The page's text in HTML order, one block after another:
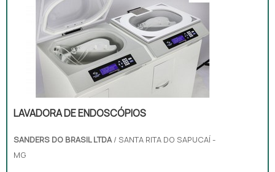
servir mais e melhor.ALGUNS DETALHES
SOBRE DESINFECÇÃO DE ALTO NÍVELHá
muitas maneiras eficientes de demonstrar
competência ...
LAVADORA DE ENDOSCÓPIOS
SANDERS DO BRASIL LTDA/ SANTA RITA DO SAPUCAÍ -
MG